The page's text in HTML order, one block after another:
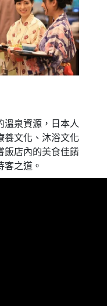
泉資源，日本人
養文化、沐浴文化
飯店內的美食佳餚
客之道。